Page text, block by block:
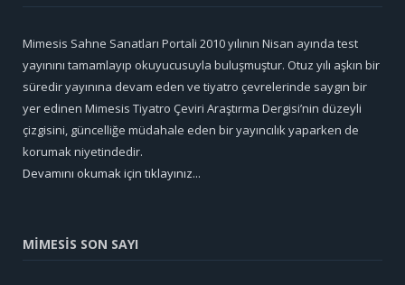
Mimesis Sahne Sanatları Portali 2010 yılının Nisan ayında test
yayınını tamamlayıp okuyucusuyla buluşmuştur. Otuz yılı aşkın bir
süredir yayınına devam eden ve tiyatro çevrelerinde saygın bir
yer edinen Mimesis Tiyatro Çeviri Araştırma Dergisi’nin düzeyli
çizgisini, güncelliğe müdahale eden bir yayıncılık yaparken de
korumak niyetindedir.
Devamını okumak için tıklayınız...
MİMESİS SON SAYI